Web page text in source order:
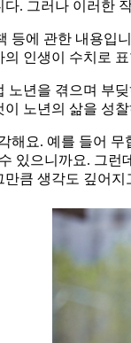
. 그러나 이러한
등에 관한 내용
인생이 수치로
노년을 겪으며 부
노년의 삶을 성
해요. 예를 들어
있으니까요. 그
큼 생각도 깊어지